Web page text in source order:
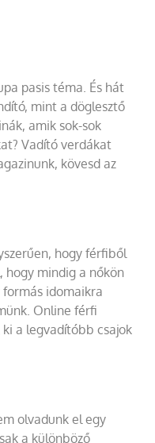
pasis téma. És hát
mint a döglesztő
amik sok-sok
Vadító verdákat
kövesd az
hogy férfiből
hogy mindig a nőkön
formás idomaikra
Online férfi
a legvadítóbb csajok
olvadunk el egy
a különböző